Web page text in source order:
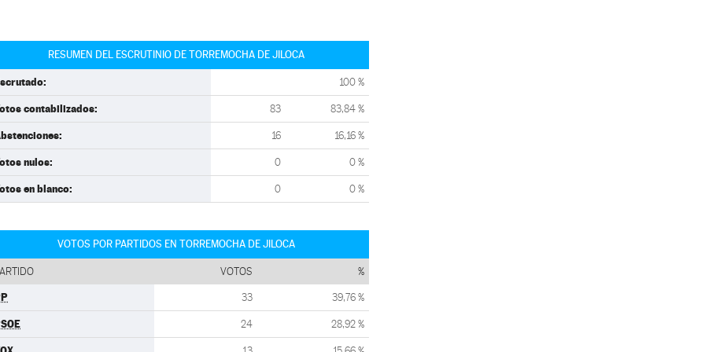
RESUMEN DEL ESCRUTINIO DE TORREMOCHA DE JILOCA
100 %
contabilizados: 83 83,84 %
16 16,16 %
nulos: 0 0 %
en blanco: 0 0 %
VOTOS POR PARTIDOS EN TORREMOCHA DE JILOCA
VOTOS %
33 39,76 %
24 28,92 %